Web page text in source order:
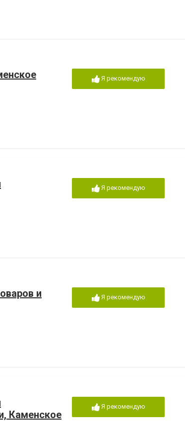
Я рекомендую
Я рекомендую
и
Я рекомендую
Каменское
Я рекомендую